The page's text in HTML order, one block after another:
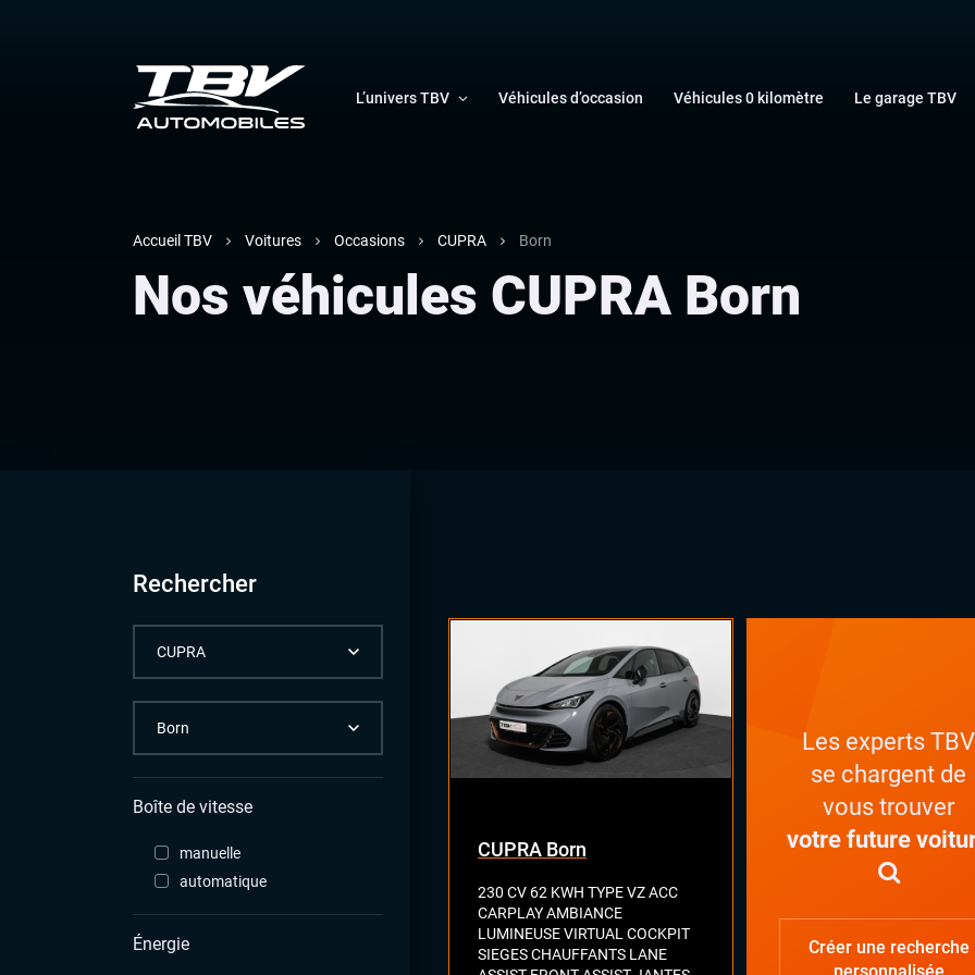
L’univers TBV Véhicules d’occasion Véhicules 0 kilomètre Le garage TBV
Accueil TBV Voitures Occasions CUPRA Born
Nos véhicules CUPRA Born
Rechercher
Boîte de vitesse
manuelle
automatique
Énergie
CUPRA Born
230 CV 62 KWH TYPE VZ ACC
CARPLAY AMBIANCE
LUMINEUSE VIRTUAL COCKPIT
SIEGES CHAUFFANTS LANE
Les experts TBV
se chargent de
vous trouver
votre future
Créer une recherche